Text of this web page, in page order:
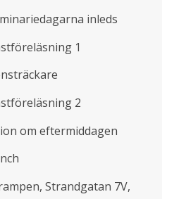
inleds
1
2
om eftermiddagen
Strandgatan 7V,